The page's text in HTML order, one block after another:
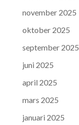
november 2025
oktober 2025
september 2025
juni 2025
april 2025
mars 2025
januari 2025